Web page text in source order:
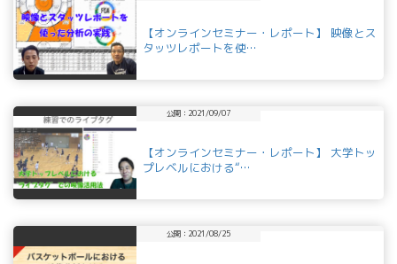
【オンラインセミナー・レポート】 映像とス
タッツレポートを使…
公開：2021/09/07
【オンラインセミナー・レポート】 大学トッ
プレベルにおける“…
公開：2021/08/25